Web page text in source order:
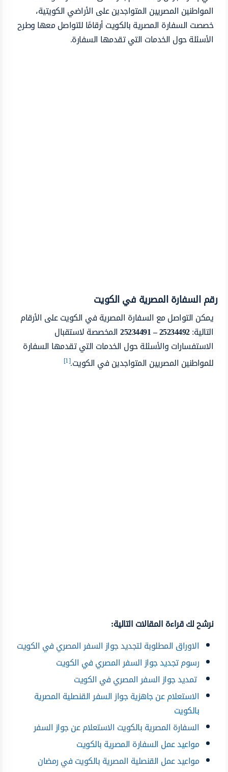
المواطنين المصريين المتواجدين على الأراضي الكويتية،
خصصت السفارة المصرية بالكويت أرقامًا للتواصل معها وطرح
الأسئلة حول الخدمات التي تقدمها السفارة.
رقم السفارة المصرية في الكويت
يمكن التواصل مع السفارة المصرية في الكويت على الأرقام
التالية:25234492 – 25234491
المخصصة لاستقبال
الاستفسارات والأسئلة حول الخدمات التي تقدمها السفارة
للمواطنين المصريين المتواجدين في الكويت.[1]
نرشح لك قراءة المقالات التالية:
الاوراق المطلوبة لتجديد جواز السفر المصري في الكويت
رسوم تجديد جواز السفر المصري في الكويت
تمديد جواز السفر المصري في الكويت
الاستعلام عن جاهزية جواز السفر القنصلية المصرية
بالكويت
السفارة المصرية بالكويت الاستعلام عن جواز السفر
مواعيد عمل السفارة المصرية بالكويت
مواعيد عمل القنصلية المصرية بالكويت في رمضان